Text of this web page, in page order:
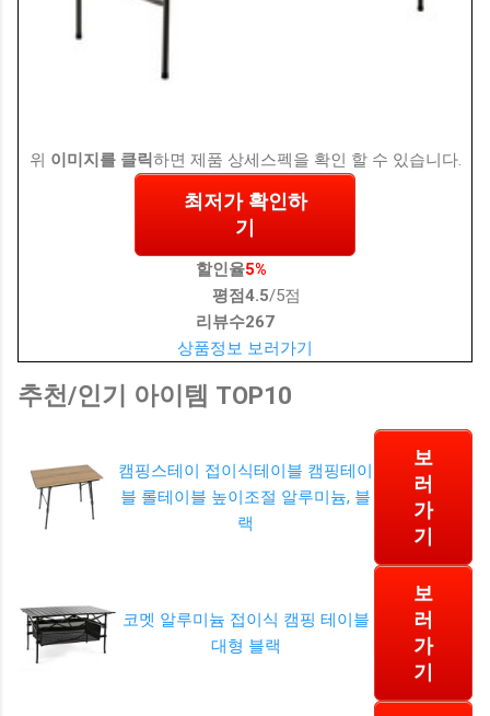
위 이미지를 클릭하면 제품 상세스펙을 확인 할 수 있습니다.
최저가 확인하
기
할인율5%
평점4.5/5점
리뷰수267
상품정보 보러가기
추천/인기 아이템 TOP10
캠핑스테이 접이식테이블 캠핑테이
블 롤테이블 높이조절 알루미늄, 블
랙
보
러
가
기
코멧 알루미늄 접이식 캠핑 테이블
대형 블랙
보
러
가
기